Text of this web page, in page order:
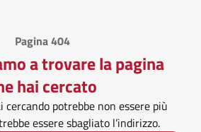
Pagina 404
a trovare la pagina
hai cercato
cercando potrebbe non essere più
essere sbagliato l’indirizzo.